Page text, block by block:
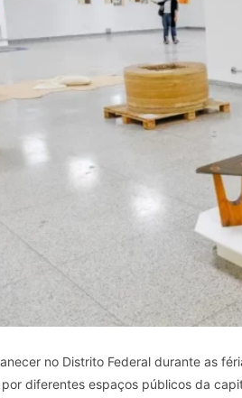
no Distrito Federal durante as
diferentes espaços públicos da